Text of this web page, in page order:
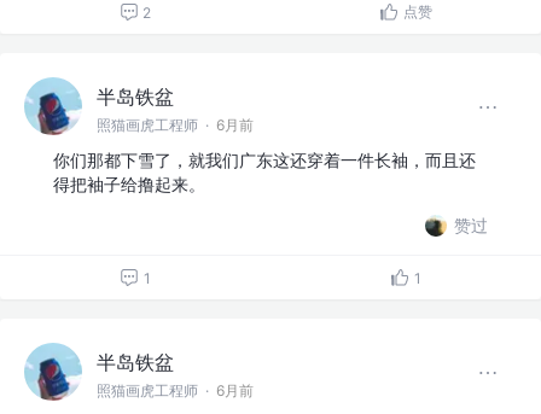
2 点赞
半岛铁盆
照猫画虎工程师 · 6月前
你们那都下雪了，就我们广东这还穿着一件长袖，而且还
得把袖子给撸起来。
赞过
1 1
半岛铁盆
照猫画虎工程师 · 6月前